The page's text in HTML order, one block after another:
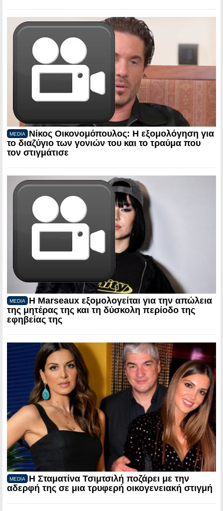
MEDIA
Νίκος Οικονομόπουλος: Η εξομολόγηση για
το διαζύγιο των γονιών του και το τραύμα που
τον στιγμάτισε
MEDIA
Η Marseaux εξομολογείται για την απώλεια
της μητέρας της και τη δύσκολη περίοδο της
εφηβείας της
MEDIA
Η Σταματίνα Τσιμτσιλή ποζάρει με την
αδερφή της σε μια τρυφερή οικογενειακή στιγμή